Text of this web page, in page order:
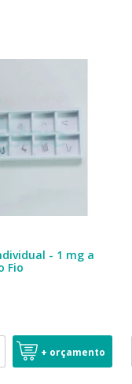
- 1 mg a
Fio
+ orçamento